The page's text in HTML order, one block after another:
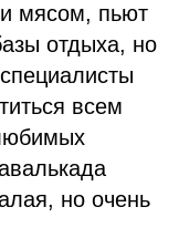
мясом, пьют
отдыха, но
всем
но очень